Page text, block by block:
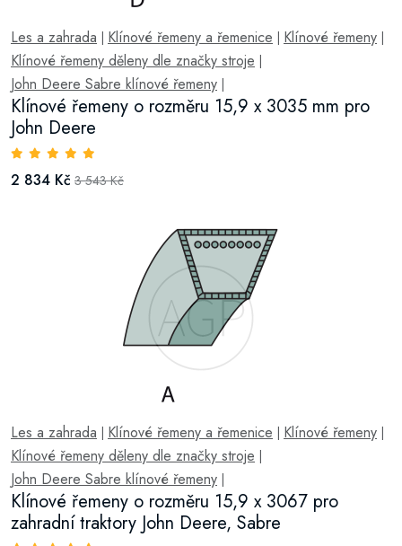
Les a zahrada Klínové řemeny a řemenice Klínové řemeny
Klínové řemeny děleny dle značky stroje
John Deere Sabre klínové řemeny
Klínové řemeny o rozměru 15,9 x 3035 mm pro
John Deere
2 834 Kč 3 543 Kč
Les a zahrada Klínové řemeny a řemenice Klínové řemeny
Klínové řemeny děleny dle značky stroje
John Deere Sabre klínové řemeny
Klínové řemeny o rozměru 15,9 x 3067 pro
zahradní traktory John Deere, Sabre